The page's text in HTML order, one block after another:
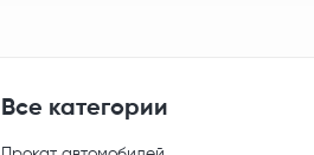
Все категории